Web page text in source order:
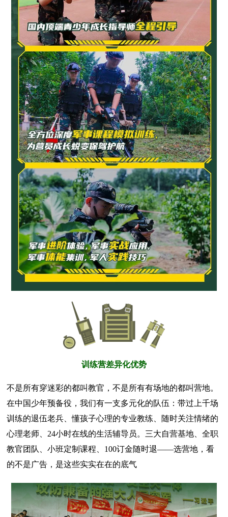
训练营差异化优势
不是所有穿迷彩的都叫教官，不是所有有场地的都叫营地。
在中国少年预备役，我们有一支多元化的队伍：带过上千场
训练的退伍老兵、懂孩子心理的专业教练、随时关注情绪的
心理老师、24小时在线的生活辅导员。三大自营基地、全职
教官团队、小班定制课程、100订金随时退——选营地，看
的不是广告，是这些实实在在的底气